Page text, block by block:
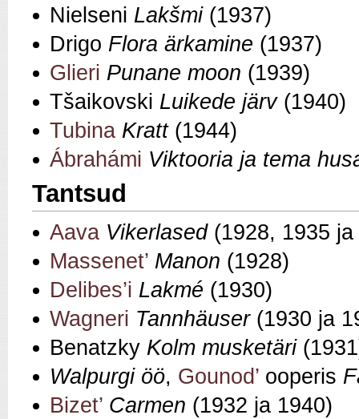
Nielseni Lakšmi(1937)
Drigo Flora ärkamine (1937)
Glieri Punane moon (1939)
Tšaikovski Luikede järv(1940)
Tubina Kratt(1944)
Ábrahámi Viktooria ja tema
Tantsud
Aava Vikerlased(1928, 1935 ja
Massenet’ Manon (1928)
Delibes’i Lakmé (1930)
Wagneri Tannhäuser(1930 ja
Benatzky Kolm musketäri
Walpurgi öö, Gounod’ ooperis
Bizet’ Carmen (1932 ja 1940)